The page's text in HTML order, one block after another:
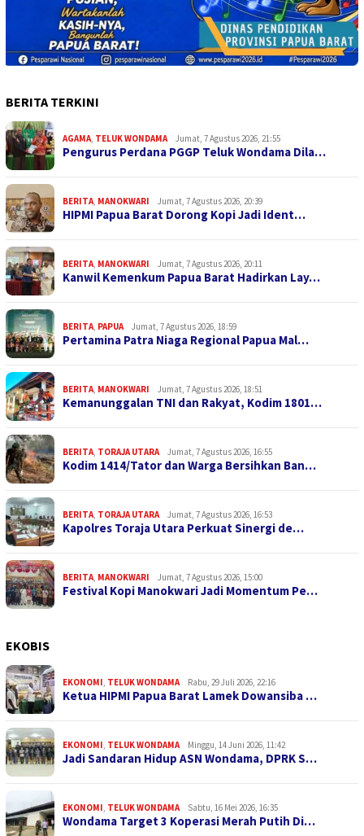
BERITA TERKINI
AGAMA TELUK WONDAMA Jumat, 7 Agustus 2026, 21:55
Pengurus Perdana PGGP Teluk Wondama Dila…
BERITA MANOKWARI Jumat, 7 Agustus 2026, 20:39
HIPMI Papua Barat Dorong Kopi Jadi Ident…
BERITA MANOKWARI Jumat, 7 Agustus 2026, 20:11
Kanwil Kemenkum Papua Barat Hadirkan Lay…
BERITA PAPUA Jumat, 7 Agustus 2026, 18:59
Pertamina Patra Niaga Regional Papua Mal…
BERITA MANOKWARI Jumat, 7 Agustus 2026, 18:51
Kemanunggalan TNI dan Rakyat, Kodim 1801…
BERITA TORAJA UTARA Jumat, 7 Agustus 2026, 16:55
Kodim 1414/Tator dan Warga Bersihkan Ban…
BERITA TORAJA UTARA Jumat, 7 Agustus 2026, 16:53
Kapolres Toraja Utara Perkuat Sinergi de…
BERITA MANOKWARI Jumat, 7 Agustus 2026, 15:00
Festival Kopi Manokwari Jadi Momentum Pe…
EKOBIS
EKONOMI TELUK WONDAMA Rabu, 29 Juli 2026, 22:16
Ketua HIPMI Papua Barat Lamek Dowansiba …
EKONOMI TELUK WONDAMA Minggu, 14 Juni 2026, 11:42
Jadi Sandaran Hidup ASN Wondama, DPRK S…
EKONOMI TELUK WONDAMA Sabtu, 16 Mei 2026, 16:35
Wondama Target 3 Koperasi Merah Putih Di…